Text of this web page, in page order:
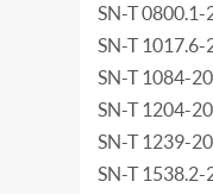
SN-T
SN-T
SN-T 1084-
SN-T 1204-
SN-T 1239-
SN-T